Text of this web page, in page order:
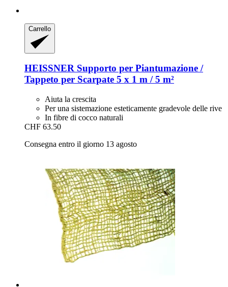
Carrello
HEISSNER Supporto per Piantumazione /
Tappeto per Scarpate 5 x 1 m / 5 m²
Aiuta la crescita
Per una sistemazione esteticamente gradevole delle rive
In fibre di cocco naturali
CHF 63.50
Consegna entro il giorno 13 agosto